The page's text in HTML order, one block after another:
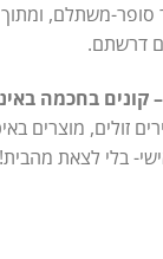
סופר-משתלם, ומתוך
דרשתם.
זולים, מוצרים
בלי לצאת מהבית!